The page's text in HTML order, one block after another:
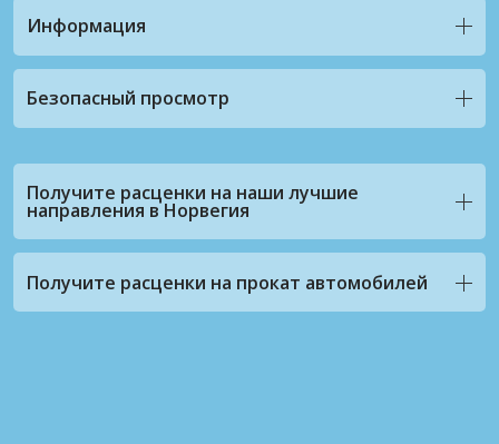
Информация
Безопасный просмотр
Получите расценки на наши лучшие
направления в Норвегия
Получите расценки на прокат автомобилей